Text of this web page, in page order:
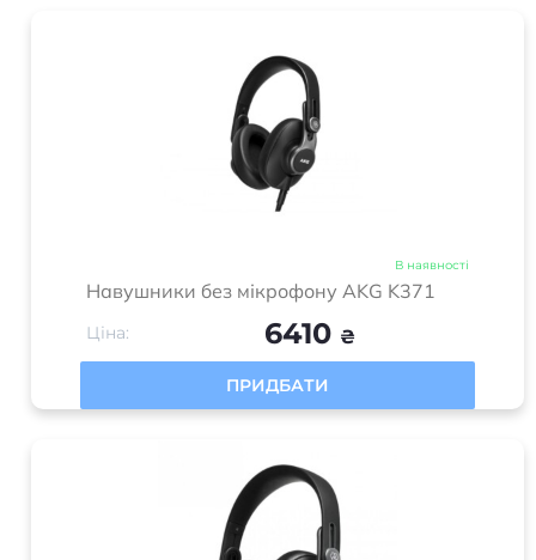
В наявності
Навушники без мікрофону AKG K371
Ціна: 6410 ₴
ПРИДБАТИ